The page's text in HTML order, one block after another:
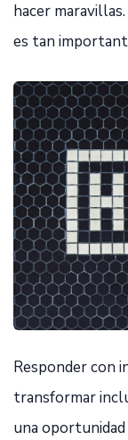
hacer
es tan
Responder con
transformar
una